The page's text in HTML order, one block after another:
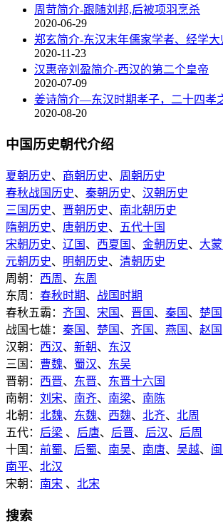
周苛简介-跟随刘邦,后被项羽烹杀
2020-06-29
郑玄简介-东汉末年儒家学者、经学大
2020-11-23
汉惠帝刘盈简介-西汉的第二个皇帝
2020-07-09
姜诗简介—东汉时期孝子，二十四孝
2020-08-20
中国历史朝代介绍
夏朝历史、 商朝历史、 周朝历史
春秋战国历史、 秦朝历史、 汉朝历史
三国历史、 晋朝历史、 南北朝历史
隋朝历史、 唐朝历史、
五代十国
宋朝历史、 辽国 、 西夏国 、 金朝历史、 大
元朝历史、 明朝历史、 清朝历史
周朝： 西周 、 东周
东周： 春秋时期、 战国时期
春秋五霸： 齐国 、 宋国 、 晋国 、 秦国 、 楚国
战国七雄： 秦国 、 楚国 、 齐国 、 燕国 、 赵国
汉朝： 西汉、 新朝、 东汉
三国： 曹魏、 蜀汉、 东吴
晋朝： 西晋、 东晋、 东晋十六国
南朝： 刘宋、 南齐、 南梁、 南陈
北朝： 北魏、 东魏、 西魏、 北齐、 北周
五代： 后梁 、 后唐、 后晋、 后汉、 后周
十国： 前蜀、 后蜀、 南吴、 南唐、 吴越、
南平、 北汉
宋朝： 南宋 、 北宋
搜索